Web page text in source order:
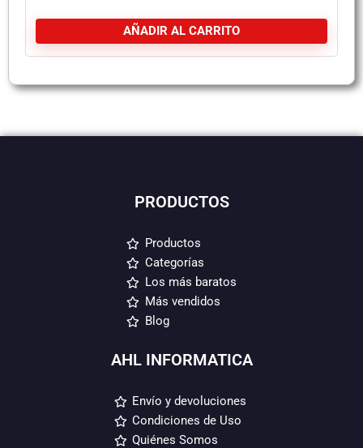
AÑADIR AL CARRITO
PRODUCTOS
Productos
Categorías
Los más baratos
Más vendidos
Blog
AHL INFORMATICA
Envío y devoluciones
Condiciones de Uso
Quiénes Somos